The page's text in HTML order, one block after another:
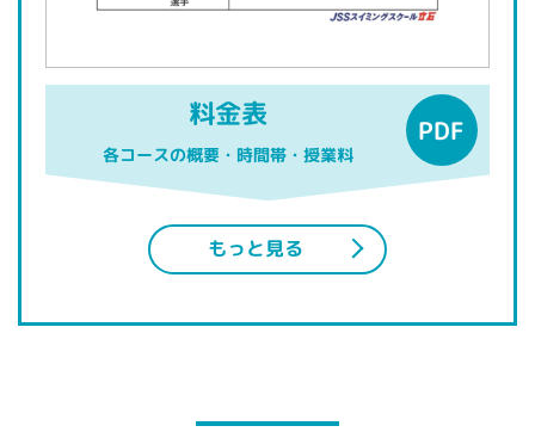
料金表
各コースの概要・時間帯・授業料
もっと見る